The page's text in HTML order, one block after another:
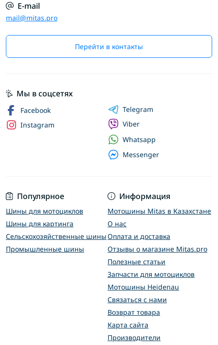
E-mail
mail@mitas.pro
Перейти в контакты
Популярное
Шины для мотоциклов
Шины для картинга
Сельскохозяйственные шины
Промышленные шины
Информация
Мотошины Mitas в Казахстане
О нас
Оплата и доставка
Отзывы о магазине Mitas.pro
Полезные статьи
Запчасти для мотоциклов
Мотошины Heidenau
Связаться с нами
Возврат товара
Карта сайта
Производители
Мы в соцсетях
Facebook
Instagram
Telegram
Viber
Whatsapp
Messenger